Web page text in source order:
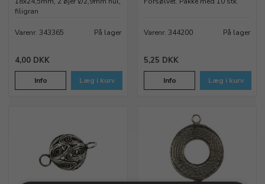
filigran
Varenr. 343365 På lager
4,00 DKK
Info Læg i kurv
Varenr. 344200 På lager
5,25 DKK
Info Læg i kurv